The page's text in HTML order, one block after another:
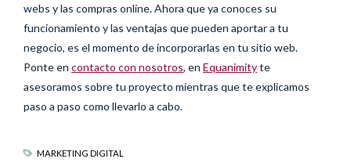
webs y las compras online. Ahora que ya conoces su
funcionamiento y las ventajas que pueden aportar a tu
negocio, es el momento de incorporarlas en tu sitio web.
Ponte en contacto con nosotros, en Equanimityte
asesoramos sobre tu proyecto mientras que te explicamos
paso a paso como llevarlo a cabo.
MARKETING DIGITAL